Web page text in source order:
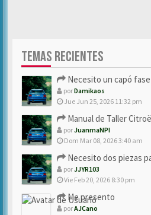
TEMAS RECIENTES
Necesito un capó
porDamikaos
Jue Jun 25, 2026 11:32 pm
Manual de Taller
porJuanmaNPI
Dom Mar 08, 2026 3:40 am
Necesito dos piezas
porJJYR103
Vie Feb 20, 2026 8:30 pm
Me presento
porAJCano